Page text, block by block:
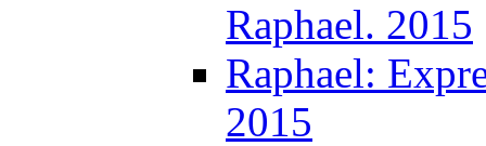
Raphael. 2015
Raphael:
2015